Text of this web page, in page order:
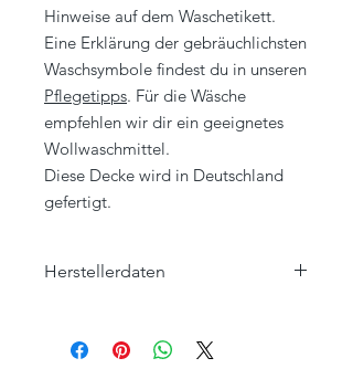
Hinweise auf dem Waschetikett.
Eine Erklärung der gebräuchlichsten
Waschsymbole findest du in unseren
Pflegetipps. Für die Wäsche
empfehlen wir dir ein geeignetes
Wollwaschmittel.
Diese Decke wird in Deutschland
gefertigt.
Herstellerdaten
Orleansstraße 16
95028 Hof